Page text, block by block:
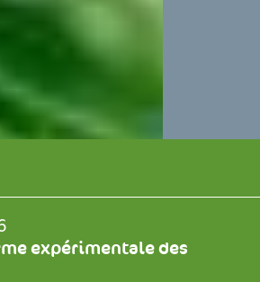
expérimentale des